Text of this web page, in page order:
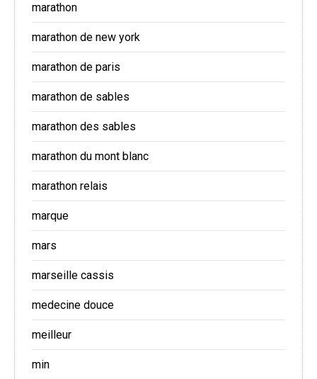
marathon
marathon de new york
marathon de paris
marathon de sables
marathon des sables
marathon du mont blanc
marathon relais
marque
mars
marseille cassis
medecine douce
meilleur
min